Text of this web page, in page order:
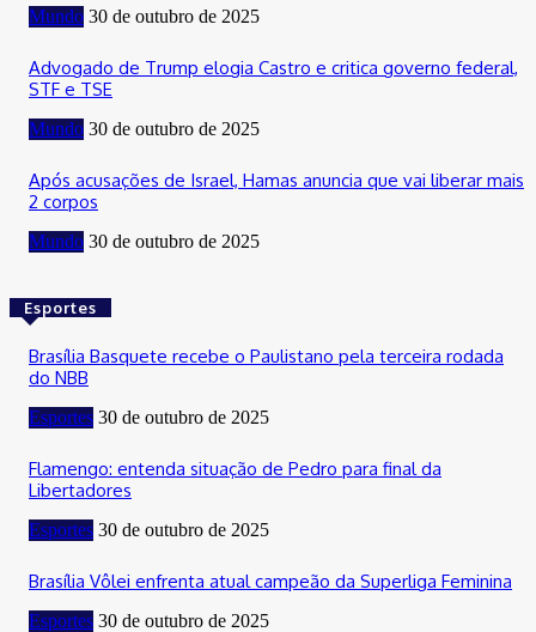
Mundo 30 de outubro de 2025
Advogado de Trump elogia Castro e critica governo federal,
STF e TSE
Mundo 30 de outubro de 2025
Após acusações de Israel, Hamas anuncia que vai liberar mais
2 corpos
Mundo 30 de outubro de 2025
Esportes
Brasília Basquete recebe o Paulistano pela terceira rodada
do NBB
Esportes 30 de outubro de 2025
Flamengo: entenda situação de Pedro para final da
Libertadores
Esportes 30 de outubro de 2025
Brasília Vôlei enfrenta atual campeão da Superliga Feminina
Esportes 30 de outubro de 2025